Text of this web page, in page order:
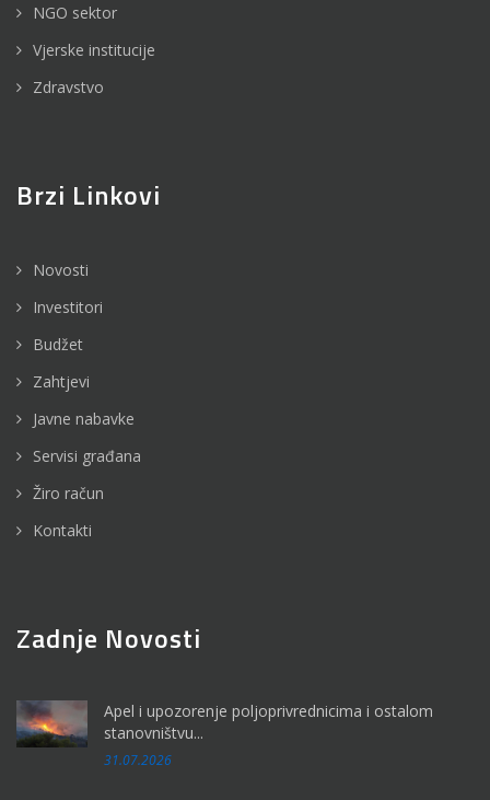
NGO sektor
Vjerske institucije
Zdravstvo
Brzi Linkovi
Novosti
Investitori
Budžet
Zahtjevi
Javne nabavke
Servisi građana
Žiro račun
Kontakti
Zadnje Novosti
Apel i upozorenje poljoprivrednicima i ostalom
stanovništvu...
31.07.2026